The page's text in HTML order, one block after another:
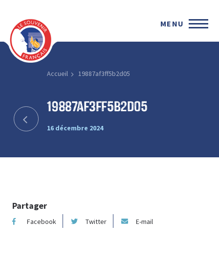
MENU
Accueil 19887af3ff5b2d05
19887af3ff5b2d05
16 décembre 2024
Partager
Facebook Twitter E-mail